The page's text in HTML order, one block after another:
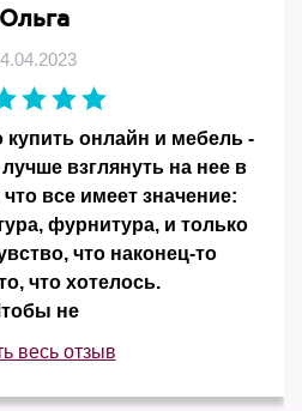
Ольга
купить онлайн и мебель -
взглянуть на нее в
все имеет значение:
фурнитура, и только
что наконец-то
что хотелось.
не
весь отзыв